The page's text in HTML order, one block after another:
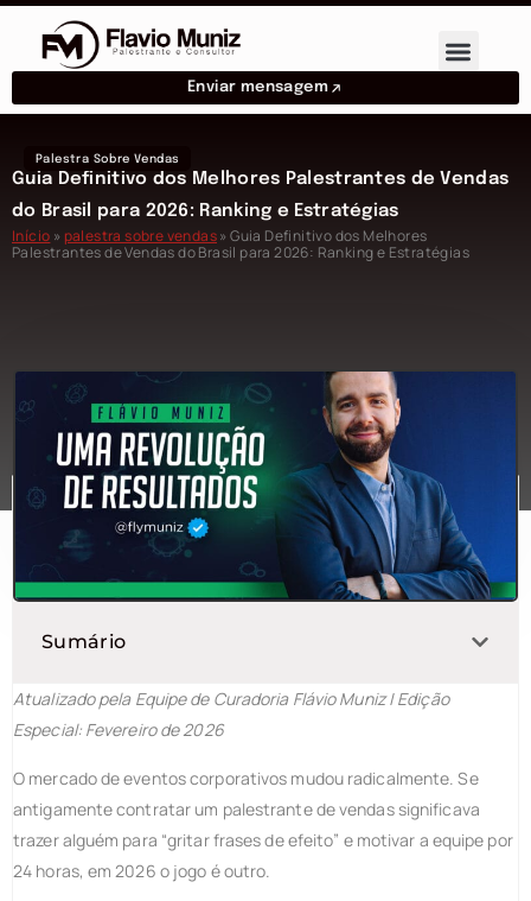
Enviar mensagem
Palestra Sobre Vendas
Guia Definitivo dos Melhores Palestrantes de Vendas
do Brasil para 2026: Ranking e Estratégias
Início »palestra sobre vendas»Guia Definitivo dos Melhores
Palestrantes de Vendas do Brasil para 2026: Ranking e Estratégias
Sumário
Atualizado pela Equipe de Curadoria Flávio Muniz | Edição
Especial: Fevereiro de 2026
O mercado de eventos corporativos mudou radicalmente. Se
antigamente contratar um palestrante de vendas significava
trazer alguém para “gritar frases de efeito” e motivar a equipe por
24 horas, em 2026 o jogo é outro.